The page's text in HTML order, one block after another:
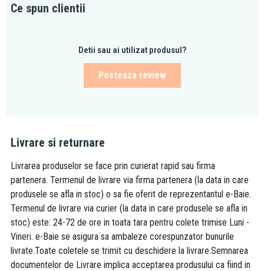
Ce spun clientii
Detii sau ai utilizat produsul?
Posteaza review
Livrare si returnare
Livrarea produselor se face prin curierat rapid sau firma
partenera. Termenul de livrare via firma partenera (la data in care
produsele se afla in stoc) o sa fie oferit de reprezentantul e-Baie.
Termenul de livrare via curier (la data in care produsele se afla in
stoc) este: 24-72 de ore in toata tara pentru colete trimise Luni -
Vineri. e-Baie se asigura sa ambaleze corespunzator bunurile
livrate.Toate coletele se trimit cu deschidere la livrare.Semnarea
documentelor de Livrare implica acceptarea produsului ca fiind in